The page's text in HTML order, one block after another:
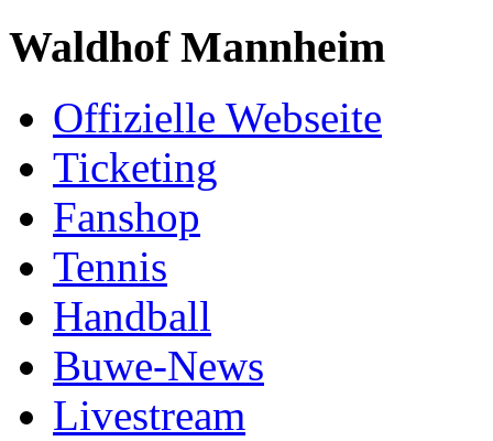
Waldhof Mannheim
Offizielle Webseite
Ticketing
Fanshop
Tennis
Handball
Buwe-News
Livestream